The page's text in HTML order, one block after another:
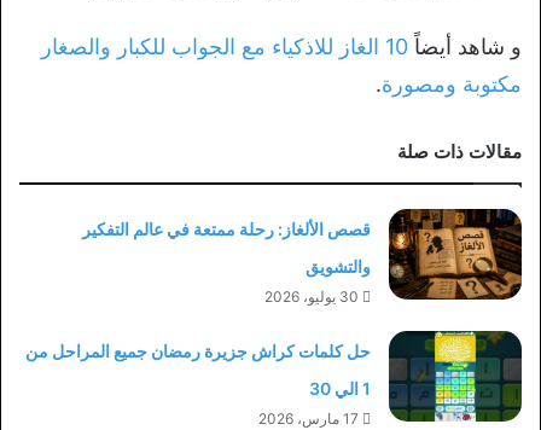
و شاهد أيضاً
10 الغاز للاذكياء مع الجواب للكبار والصغار
مكتوبة ومصورة.
مقالات ذات صلة
قصص الألغاز: رحلة ممتعة في عالم التفكير
والتشويق
30 يوليو، 2026
حل كلمات كراش جزيرة رمضان جميع المراحل من
1 الي 30
17 مارس، 2026